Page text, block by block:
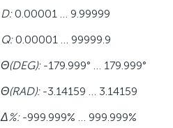
D:0.00001 … 9.99999
Q:0.00001 … 99999.9
Θ(DEG):-179.999° … 179.999°
Θ(RAD):-3.14159 … 3.14159
Δ%:-999.999% … 999.999%